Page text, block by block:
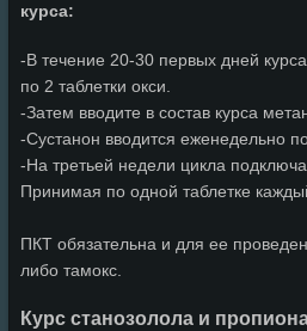
курса:
-В течение 20-30 первых дней
по 2 таблетки окси.
-Затем вводите в состав курса
-Сустанон вводится еженедельно
-На третьей недели цикла
Принимая по одной таблетке
ПКТ обязательна и для ее
либо тамокс.
Курс станозолола и